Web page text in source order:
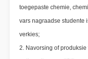
toegepaste chemie,
vars nagraadse studente
verkies;
2. Navorsing of